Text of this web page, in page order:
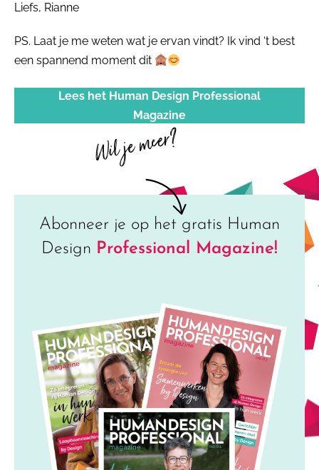
Liefs, Rianne
PS. Laat je me weten wat je ervan vindt? Ik vind ‘t best
een spannend moment dit
Lees het Human Design Professional
Magazine
Wil je meer?
Abonneer je op het gratis Human
Design Professional Magazine!